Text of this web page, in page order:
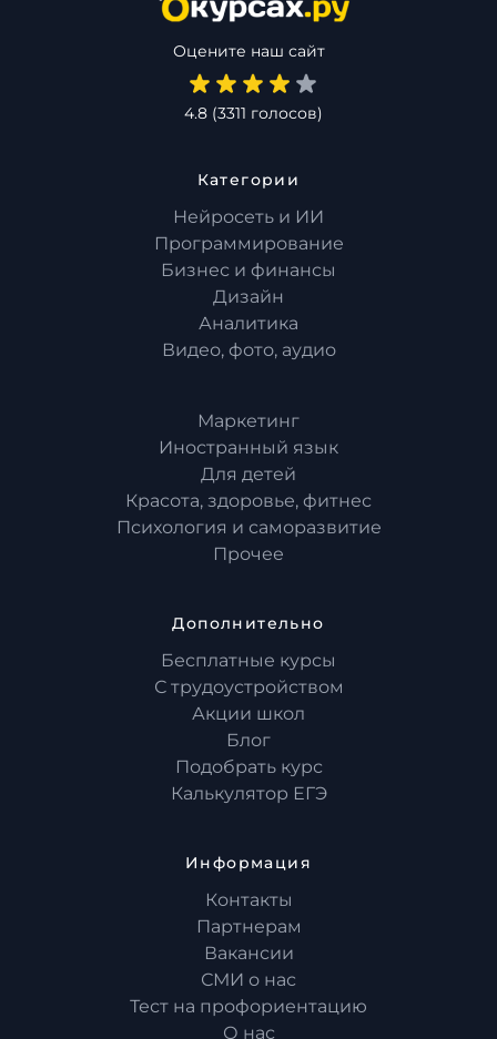
Оцените наш сайт
4.8(3311 голосов)
Категории
Нейросеть и ИИ
Программирование
Бизнес и финансы
Дизайн
Аналитика
Видео, фото, аудио
Маркетинг
Иностранный язык
Для детей
Красота, здоровье, фитнес
Психология и саморазвитие
Прочее
Дополнительно
Бесплатные курсы
С трудоустройством
Акции школ
Блог
Подобрать курс
Калькулятор ЕГЭ
Информация
Контакты
Партнерам
Вакансии
СМИ о нас
Тест на профориентацию
О нас